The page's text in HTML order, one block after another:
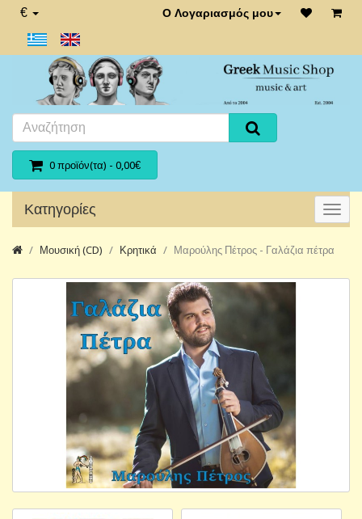
€ Ο Λογαριασμός μου
0 προϊόν(τα) - 0,00€
Κατηγορίες
Μουσική (CD) Κρητικά Μαρούλης Πέτρος - Γαλάζια πέτρα